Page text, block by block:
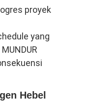
proyek
yang
Hebel